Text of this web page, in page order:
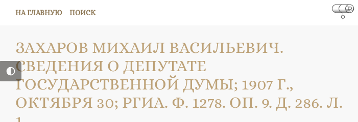
НА ГЛАВНУЮ ПОИСК
ЗАХАРОВ МИХАИЛ ВАСИЛЬЕВИЧ.
СВЕДЕНИЯ О ДЕПУТАТЕ
ГОСУДАРСТВЕННОЙ ДУМЫ; 1907 Г.,
ОКТЯБРЯ 30; РГИА. Ф. 1278. ОП. 9. Д. 286. Л.